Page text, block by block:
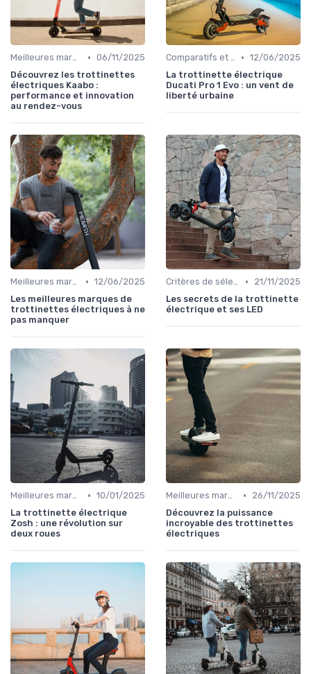
Meilleures marques et modèles • 06/11/2025
Découvrez les trottinettes
électriques Kaabo :
performance et innovation
au rendez-vous
Comparatifs et tests de produits • 12/06/2025
La trottinette électrique
Ducati Pro 1 Evo : un vent de
liberté urbaine
Meilleures marques et modèles • 12/06/2025
Les meilleures marques de
trottinettes électriques à ne
pas manquer
Critères de sélection (autonomie, vitesse, poids) •
21/11/2025
Les secrets de la trottinette
électrique et ses LED
Meilleures marques et modèles • 10/01/2025
La trottinette électrique
Zosh : une révolution sur
deux roues
Meilleures marques et modèles •
26/11/2025
Découvrez la puissance
incroyable des trottinettes
électriques